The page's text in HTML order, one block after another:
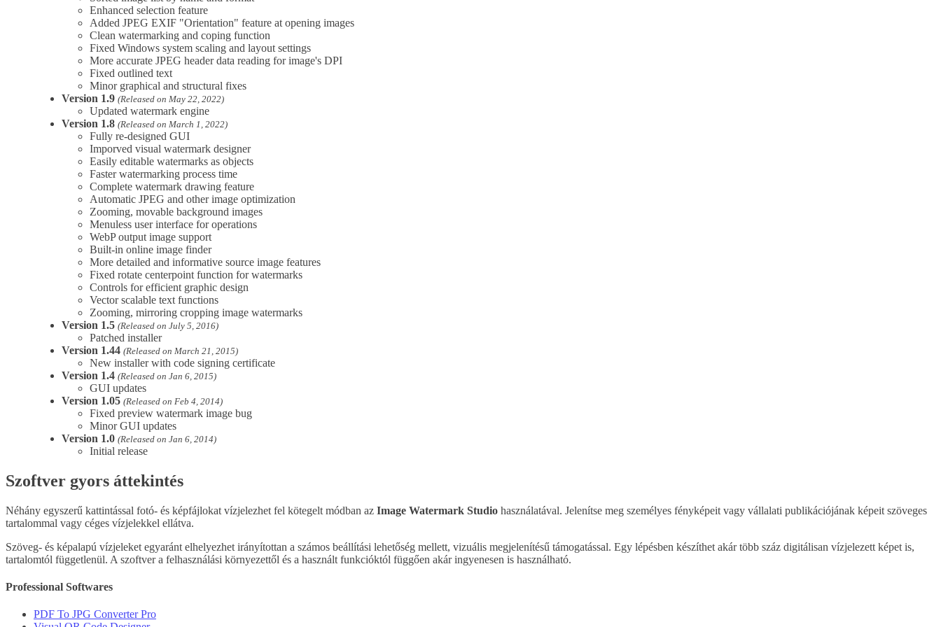
Enhanced selection feature
Added JPEG EXIF "Orientation" feature at opening images
Clean watermarking and coping function
Fixed Windows system scaling and layout settings
More accurate JPEG header data reading for image's DPI
Fixed outlined text
Minor graphical and structural fixes
Version 1.9 (Released on May 22, 2022)
Updated watermark engine
Version 1.8 (Released on March 1, 2022)
Fully re-designed GUI
Imporved visual watermark designer
Easily editable watermarks as objects
Faster watermarking process time
Complete watermark drawing feature
Automatic JPEG and other image optimization
Zooming, movable background images
Menuless user interface for operations
WebP output image support
Built-in online image finder
More detailed and informative source image features
Fixed rotate centerpoint function for watermarks
Controls for efficient graphic design
Vector scalable text functions
Zooming, mirroring cropping image watermarks
Version 1.5 (Released on July 5, 2016)
Patched installer
Version 1.44 (Released on March 21, 2015)
New installer with code signing certificate
Version 1.4 (Released on Jan 6, 2015)
GUI updates
Version 1.05 (Released on Feb 4, 2014)
Fixed preview watermark image bug
Minor GUI updates
Version 1.0 (Released on Jan 6, 2014)
Initial release
Szoftver gyors áttekintés
Néhány egyszerű kattintással fotó- és képfájlokat vízjelezhet fel kötegelt módban az Image Watermark Studio használatával. Jelenítse meg személyes fényképeit vagy vállalati publikációjának képeit szöveges
tartalommal vagy céges vízjelekkel ellátva.
Szöveg- és képalapú vízjeleket egyaránt elhelyezhet irányítottan a számos beállítási lehetőség mellett, vizuális megjelenítésű támogatással. Egy lépésben készíthet akár több száz digitálisan vízjelezett képet is,
tartalomtól függetlenül. A szoftver a felhasználási környezettől és a használt funkcióktól függően akár ingyenesen is használható.
Professional Softwares
PDF To JPG Converter Pro